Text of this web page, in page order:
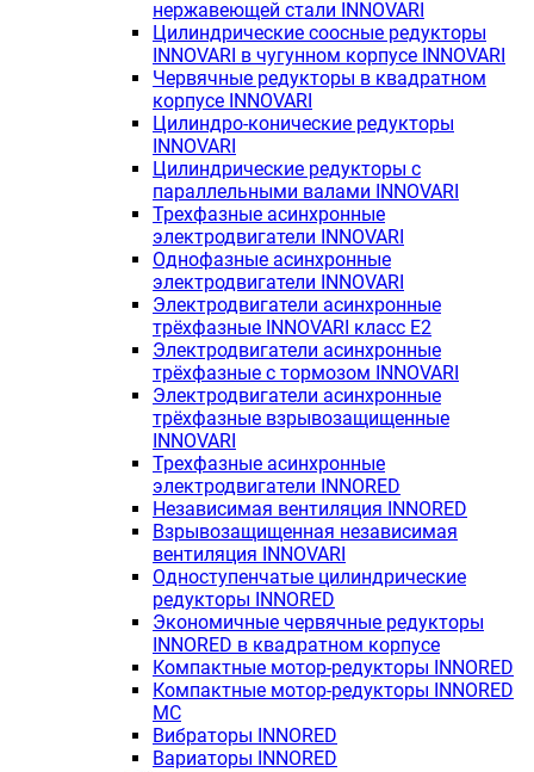
нержавеющей стали INNOVARI
Цилиндрические соосные редукторы
INNOVARI в чугунном корпусе INNOVARI
Червячные редукторы в квадратном
корпусе INNOVARI
Цилиндро-конические редукторы
INNOVARI
Цилиндрические редукторы с
параллельными валами INNOVARI
Трехфазные асинхронные
электродвигатели INNOVARI
Однофазные асинхронные
электродвигатели INNOVARI
Электродвигатели асинхронные
трёхфазные INNOVARI класс E2
Электродвигатели асинхронные
трёхфазные с тормозом INNOVARI
Электродвигатели асинхронные
трёхфазные взрывозащищенные
INNOVARI
Трехфазные асинхронные
электродвигатели INNORED
Независимая вентиляция INNORED
Взрывозащищенная независимая
вентиляция INNOVARI
Одноступенчатые цилиндрические
редукторы INNORED
Экономичные червячные редукторы
INNORED в квадратном корпусе
Компактные мотор-редукторы INNORED
Компактные мотор-редукторы INNORED
MC
Вибраторы INNORED
Вариаторы INNORED